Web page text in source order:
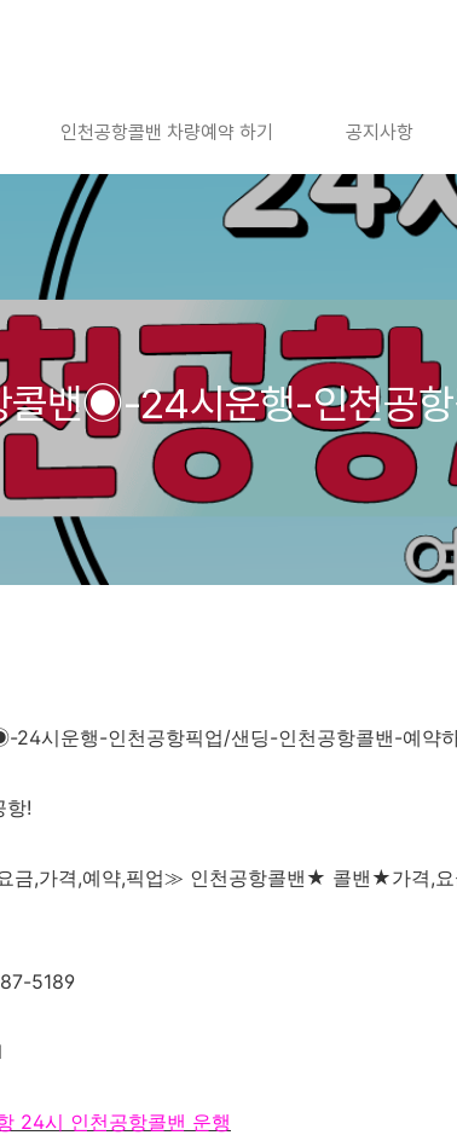
인천공항콜밴 차량예약 하기 공지사항
밴◉-24시운행-인천공항
시운행-인천공항픽업/샌딩-인천공항콜밴-예약
항!
금,가격,예약,픽업≫ 인천공항콜밴 ★ 콜밴 ★가격,
5189
24시 인천공항콜밴 운행